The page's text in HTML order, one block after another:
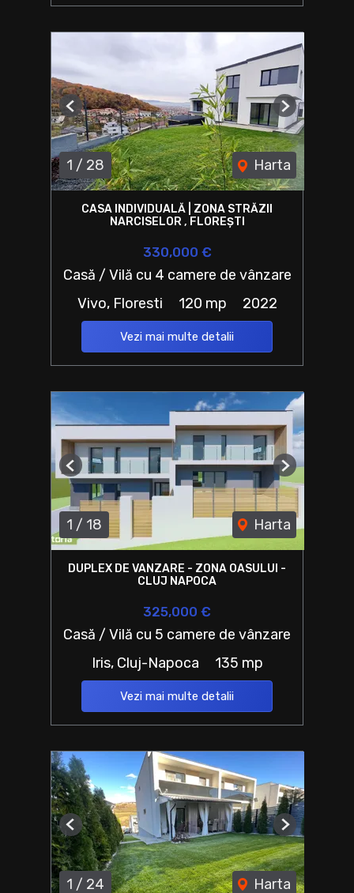
1 / 28 Harta
Previous Next
CASA INDIVIDUALĂ | ZONA STRĂZII
NARCISELOR , FLOREȘTI
330,000 €
Casă / Vilă cu 4 camere de vânzare
Vivo, Floresti
120 mp 2022
Vezi mai multe detalii
1 / 18 Harta
Previous Next
DUPLEX DE VANZARE - ZONA OASULUI -
CLUJ NAPOCA
325,000 €
Casă / Vilă cu 5 camere de vânzare
Iris, Cluj-Napoca
135 mp
Vezi mai multe detalii
1 / 24 Harta
Previous Next